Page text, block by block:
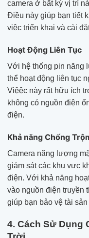
camera ở bất kỳ vị trí
Điều này giúp bạn tiết
việc triển khai và cài
Hoạt Động Liên Tục
Với hệ thống pin năng
thể hoạt động liên tục
Việệc này rất hữu ích
không có nguồn điện
điện.
Khả năng Chống
Camera năng lượng
giám sát các khu vực
điện. Với khả năng
vào nguồn điện truyền
giúp bạn bảo vệ tài
4. Cách Sử Dụng